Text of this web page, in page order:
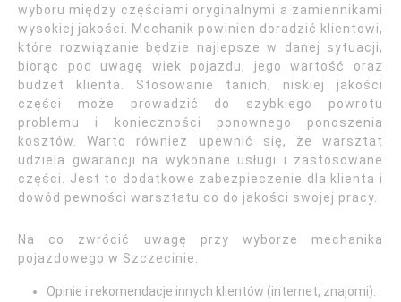
wyboru między częściami oryginalnymi a zamiennikami
wysokiej jakości. Mechanik powinien doradzić klientowi,
które rozwiązanie będzie najlepsze w danej sytuacji,
biorąc pod uwagę wiek pojazdu, jego wartość oraz
budżet klienta. Stosowanie tanich, niskiej jakości
części może prowadzić do szybkiego powrotu
problemu i konieczności ponownego ponoszenia
kosztów. Warto również upewnić się, że warsztat
udziela gwarancji na wykonane usługi i zastosowane
części. Jest to dodatkowe zabezpieczenie dla klienta i
dowód pewności warsztatu co do jakości swojej pracy.
Na co zwrócić uwagę przy wyborze mechanika
pojazdowego w Szczecinie:
Opinie i rekomendacje innych klientów (internet, znajomi).